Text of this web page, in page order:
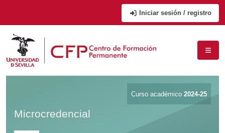
Iniciar sesión / registro
Curso académico 2024-25
Microcredencial